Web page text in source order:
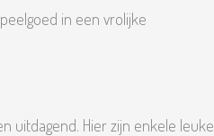
uitdagend. Hier zijn enkele leuke